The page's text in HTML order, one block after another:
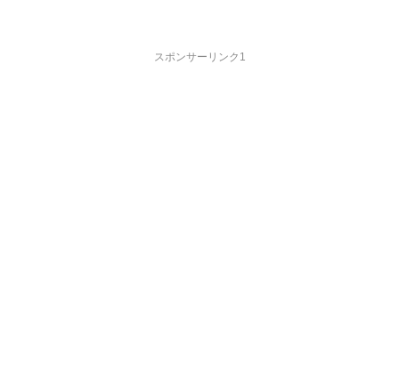
スポンサーリンク1